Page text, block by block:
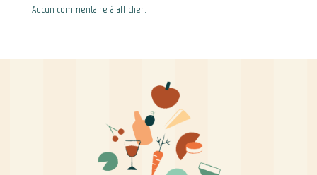
Aucun commentaire à afficher.